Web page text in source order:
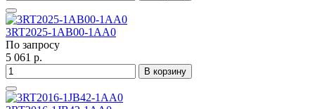
3RT2025-1AB00-1AA0
По запросу
5 061 р.
В корзину